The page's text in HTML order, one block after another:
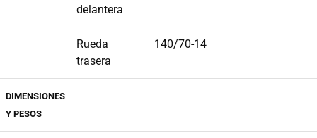
delantera
Rueda
trasera
140/70-14
DIMENSIONES
Y PESOS